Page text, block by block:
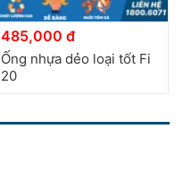
485,000 đ
Ống nhựa dẻo loại tốt Fi
20